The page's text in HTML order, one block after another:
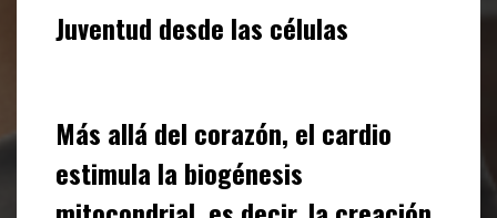
Juventud desde las células
Más allá del corazón, el cardio
estimula la biogénesis